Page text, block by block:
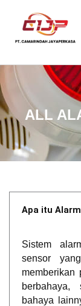
ALL
Apa itu
Sistem
sensor
memberikan
berbahaya,
bahaya